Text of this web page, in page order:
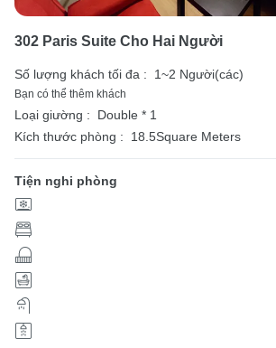
302 Paris Suite Cho Hai Người
Số lượng khách tối đa : 1~2 Người(các)
Bạn có thể thêm khách
Loại giường :
Double * 1
Kích thước phòng :
18.5Square Meters
Tiện nghi phòng